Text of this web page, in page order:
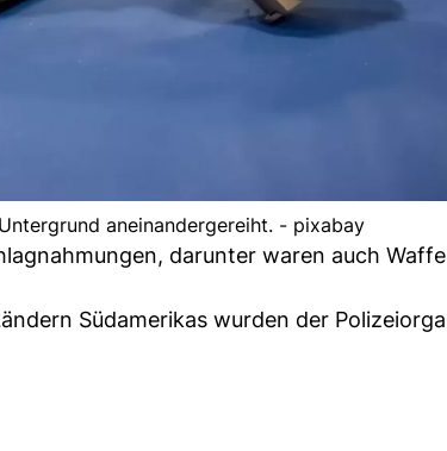
aneinandergereiht. - pixabay
darunter waren auch
Südamerikas wurden der